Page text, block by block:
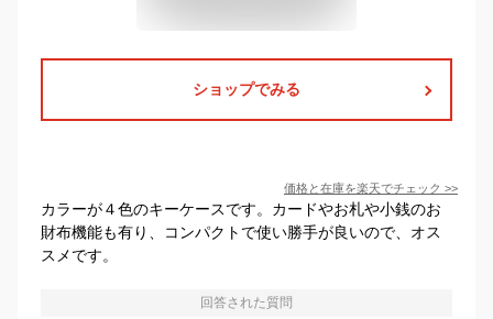
ショップでみる
価格と在庫を楽天でチェック >>
カラーが４色のキーケースです。カードやお札や小銭のお
財布機能も有り、コンパクトで使い勝手が良いので、オス
スメです。
回答された質問